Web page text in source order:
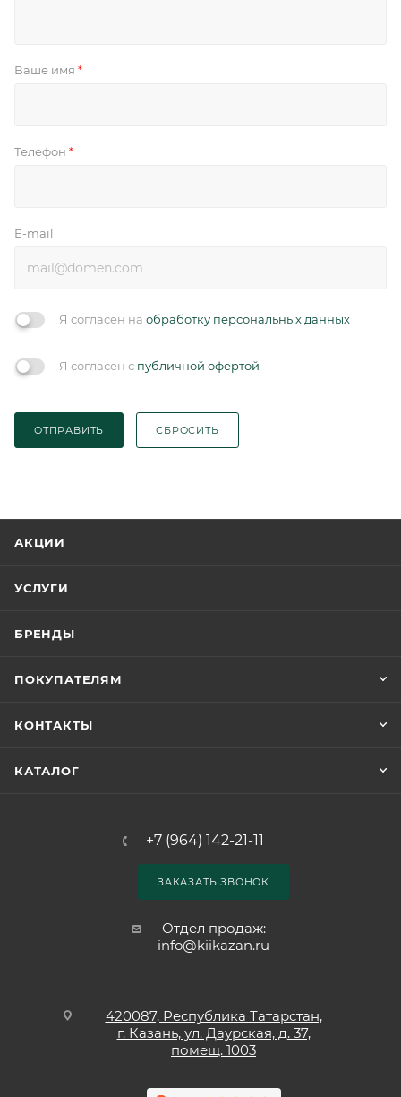
Ваше имя *
Телефон *
E-mail
Я согласен на обработку персональных данных
Я согласен с публичной офертой
ОТПРАВИТЬ СБРОСИТЬ
АКЦИИ
УСЛУГИ
БРЕНДЫ
ПОКУПАТЕЛЯМ
КОНТАКТЫ
КАТАЛОГ
+7 (964) 142-21-11
ЗАКАЗАТЬ ЗВОНОК
Отдел продаж:
info@kiikazan.ru
420087, Республика Татарстан,
г. Казань, ул. Даурская, д. 37,
помещ. 1003